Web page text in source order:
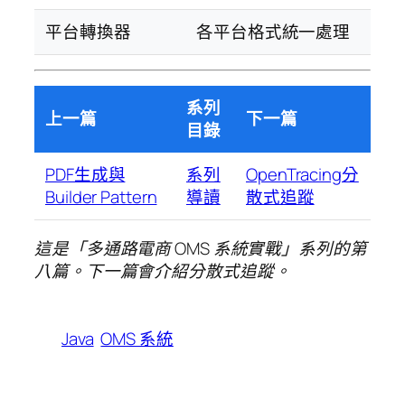
平台轉換器
各平台格式統一處理
上一篇
系列
目錄
下一篇
PDF生成與
Builder Pattern
系列
導讀
OpenTracing分
散式追蹤
這是「多通路電商 OMS 系統實戰」系列的第
八篇。下一篇會介紹分散式追蹤。
Java OMS 系統